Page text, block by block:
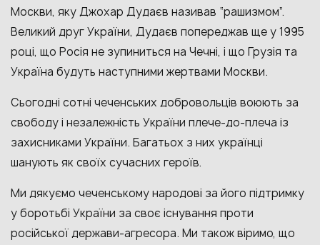
Москви, яку Джохар Дудаєв називав “рашизмом”.
Великий друг України, Дудаєв попереджав ще у 1995
році, що Росія не зупиниться на Чечні, і що Грузія та
Україна будуть наступними жертвами Москви.
Сьогодні сотні чеченських добровольців воюють за
свободу і незалежність України плече-до-плеча із
захисниками України. Багатьох з них українці
шанують як своїх сучасних героїв.
Ми дякуємо чеченському народові за його підтримку
у боротьбі України за своє існування проти
російської держави-агресора. Ми також віримо, що